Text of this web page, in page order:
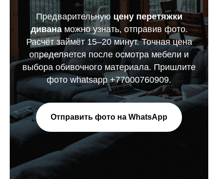
Предварительную цену перетяжки
диванаможно узнать, отправив фото.
Расчёт займёт 15–20 минут. Точная цена
определяется после осмотра мебели и
выбора обивочного материала. Пришлите
фото whatsapp +77000760909.
Отправить фото на WhatsApp